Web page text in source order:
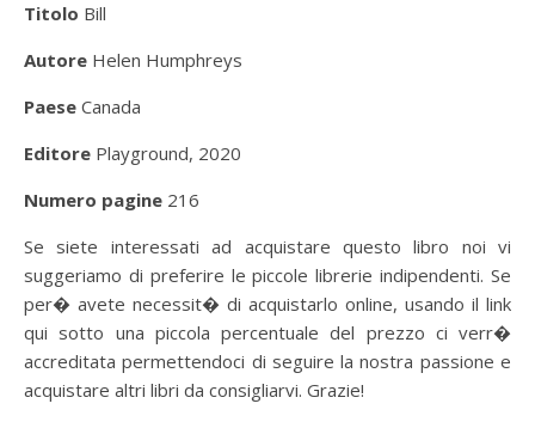
Titolo Bill
Autore Helen Humphreys
Paese Canada
Editore Playground, 2020
Numero pagine 216
Se siete interessati ad acquistare questo libro noi vi
suggeriamo di preferire le piccole librerie indipendenti. Se
per� avete necessit� di acquistarlo online, usando il link
qui sotto una piccola percentuale del prezzo ci verr�
accreditata permettendoci di seguire la nostra passione e
acquistare altri libri da consigliarvi. Grazie!